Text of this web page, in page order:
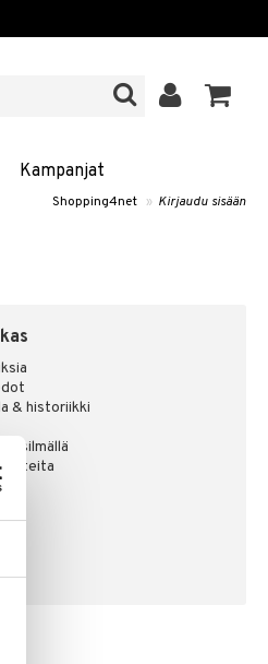
Kampanjat
Shopping4net » Kirjaudu sisään
& historiikki
silmällä